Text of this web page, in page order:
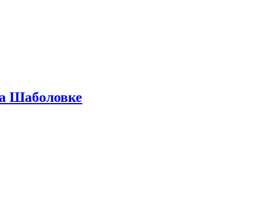
Шаболовке